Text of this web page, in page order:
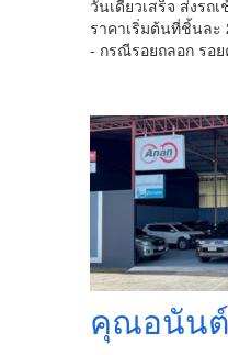
วันเดียวเสร็จ ส่งรถ
ราคาเริ่มต้นที่ชิ้นละ
- กรณีรอยถลอก รอ
คุณอนันต์